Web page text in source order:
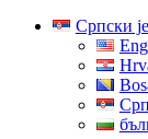
Српски